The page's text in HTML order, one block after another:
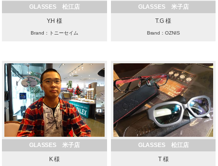
GLASSES 松江店
Y.H 様
Brand：トニーセイム
GLASSES 米子店
T.G 様
Brand：OZNIS
GLASSES 米子店
K 様
GLASSES 松江店
T 様